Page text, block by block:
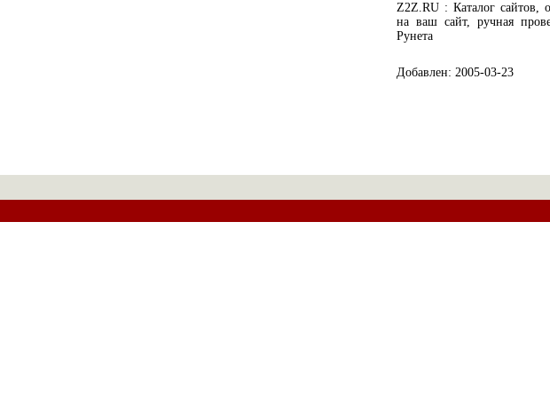
Z2Z.RU : Каталог сайтов,
на ваш сайт, ручная
Рунета
Добавлен: 2005-03-23